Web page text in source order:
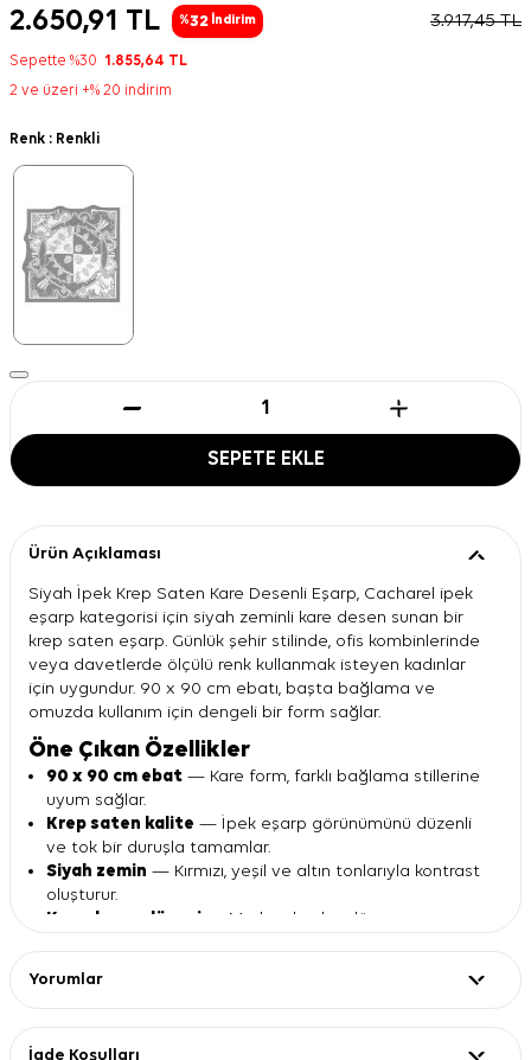
2.650,91 TL %32 İndirim 3.917,45TL
Sepette %30 1.855,64 TL
2 ve üzeri +% 20 indirim
Renk : Renkli
SEPETE EKLE
Ürün Açıklaması
Siyah İpek Krep Saten Kare Desenli Eşarp, Cacharel ipek
eşarp kategorisi için siyah zeminli kare desen sunan bir
krep saten eşarp. Günlük şehir stilinde, ofis kombinlerinde
veya davetlerde ölçülü renk kullanmak isteyen kadınlar
için uygundur. 90 x 90 cm ebatı, başta bağlama ve
omuzda kullanım için dengeli bir form sağlar.
Öne Çıkan Özellikler
90 x 90 cm ebat — Kare form, farklı bağlama stillerine
uyum sağlar.
Krep saten kalite — İpek eşarp görünümünü düzenli
ve tok bir duruşla tamamlar.
Siyah zemin — Kırmızı, yeşil ve altın tonlarıyla kontrast
oluşturur.
Kare desen düzeni — Merkezden bordüre uzanan
dengeli bir stil verir.
Özellik
Yorumlar
İade Koşulları